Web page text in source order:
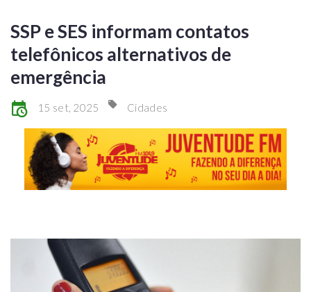
SSP e SES informam contatos
telefônicos alternativos de
emergência
15 set, 2025 Cidades